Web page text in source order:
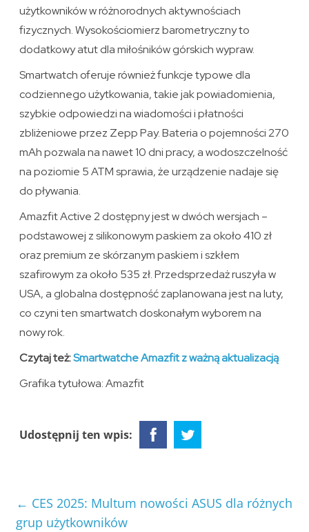
użytkowników w różnorodnych aktywnościach
fizycznych. Wysokościomierz barometryczny to
dodatkowy atut dla miłośników górskich wypraw.
Smartwatch oferuje również funkcje typowe dla
codziennego użytkowania, takie jak powiadomienia,
szybkie odpowiedzi na wiadomości i płatności
zbliżeniowe przez Zepp Pay. Bateria o pojemności 270
mAh pozwala na nawet 10 dni pracy, a wodoszczelność
na poziomie 5 ATM sprawia, że urządzenie nadaje się
do pływania.
Amazfit Active 2 dostępny jest w dwóch wersjach –
podstawowej z silikonowym paskiem za około 410 zł
oraz premium ze skórzanym paskiem i szkłem
szafirowym za około 535 zł. Przedsprzedaż ruszyła w
USA, a globalna dostępność zaplanowana jest na luty,
co czyni ten smartwatch doskonałym wyborem na
nowy rok.
Czytaj też:Smartwatche Amazfit z ważną aktualizacją
Grafika tytułowa: Amazfit
Udostępnij ten wpis:
← CES 2025: Multum nowości ASUS dla różnych
grup użytkowników